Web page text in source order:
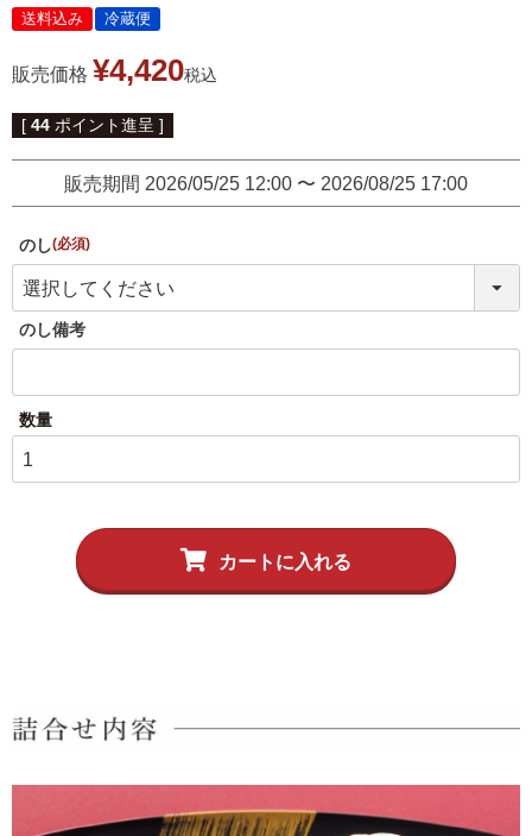
季節のかねささ たけの
こ
季節のかねささ（せり）
シープロテイン
牛たん かねざき
5,001円以上
3,001円～4,000円
送料込み 冷蔵便
販売価格 ¥4,420税込
[ 44 ポイント進呈 ]
販売期間 2026/05/25 12:00 〜 2026/08/25 17:00
のし
(必須)
のし備考
カートに入れる